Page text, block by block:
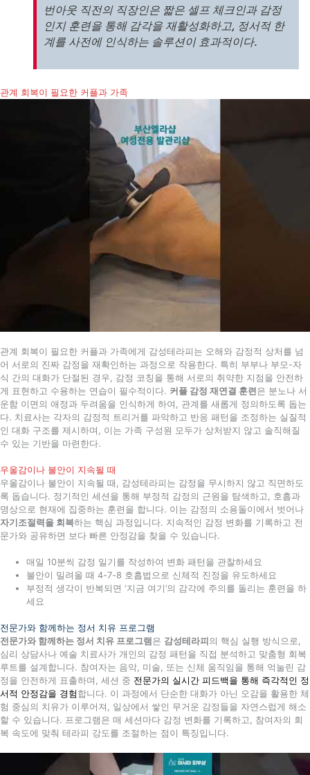
번아웃 직전의 직장인은 짧은 셀프 체크인과 감정
인지 훈련을 통해 감각을 재활성화하고, 정서적 한
계를 사전에 인식하는 솔루션이 효과적이다.
관계 회복이 필요한 커플과 가족
관계 회복이 필요한 커플과 가족에게 감성테라피는 오해와 감정적 상처를 넘
어 서로의 진짜 감정을 재확인하는 과정으로 작용한다. 특히 부부나 부모-자
식 간의 대화가 단절된 경우, 감정 코칭을 통해 서로의 취약한 지점을 안전하
게 표현하고 수용하는 연습이 필수적이다. 커플 감정 재연결 훈련은 분노나 서
운함 이면의 애정과 두려움을 인식하게 하여, 관계를 새롭게 정의하도록 돕는
다. 치료사는 각자의 감정적 트리거를 파악하고 반응 패턴을 조정하는 실질적
인 대화 구조를 제시하며, 이는 가족 구성원 모두가 상처받지 않고 솔직해질
수 있는 기반을 마련한다.
우울감이나 불안이 지속될 때
우울감이나 불안이 지속될 때, 감성테라피는 감정을 무시하지 않고 직면하도
록 돕습니다. 정기적인 세션을 통해 부정적 감정의 근원을 탐색하고, 호흡과
명상으로 현재에 집중하는 훈련을 합니다. 이는 감정의 소용돌이에서 벗어나
자기조절력을 회복하는 핵심 과정입니다. 지속적인 감정 변화를 기록하고 전
문가와 공유하면 보다 빠른 안정감을 찾을 수 있습니다.
매일 10분씩 감정 일기를 작성하여 변화 패턴을 관찰하세요
불안이 밀려올 때 4-7-8 호흡법으로 신체적 진정을 유도하세요
부정적 생각이 반복되면 ‘지금 여기’의 감각에 주의를 돌리는 훈련을 하
세요
전문가와 함께하는 정서 치유 프로그램
전문가와 함께하는 정서 치유 프로그램 은 감성테라피 의 핵심 실행 방식으로,
심리 상담사나 예술 치료사가 개인의 감정 패턴을 직접 분석하고 맞춤형 회복
루트를 설계합니다. 참여자는 음악, 미술, 또는 신체 움직임을 통해 억눌린 감
정을 안전하게 표출하며, 세션 중 전문가의 실시간 피드백을 통해 즉각적인 정
서적 안정감을 경험 합니다. 이 과정에서 단순한 대화가 아닌 오감을 활용한 체
험 중심의 치유가 이루어져, 일상에서 쌓인 무거운 감정들을 자연스럽게 해소
할 수 있습니다. 프로그램은 매 세션마다 감정 변화를 기록하고, 참여자의 회
복 속도에 맞춰 테라피 강도를 조절하는 점이 특징입니다.